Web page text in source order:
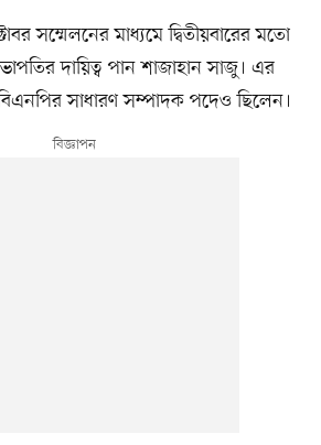
সম্মেলনের মাধ্যমে দ্বিতীয়বারের মতো
দায়িত্ব পান শাজাহান সাজু। এর
সাধারণ সম্পাদক পদেও ছিলেন।